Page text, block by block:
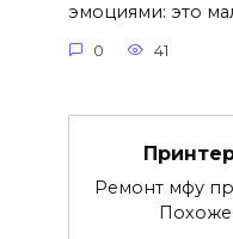
эмоциями: это
0 41
Ремонт мфу